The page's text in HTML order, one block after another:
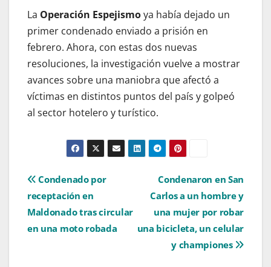
La Operación Espejismoya había dejado un
primer condenado enviado a prisión en
febrero. Ahora, con estas dos nuevas
resoluciones, la investigación vuelve a mostrar
avances sobre una maniobra que afectó a
víctimas en distintos puntos del país y golpeó
al sector hotelero y turístico.
Navegación
de
entradas
Condenaron en San
Carlos a un hombre y
una mujer por robar
una bicicleta, un celular
y championes
Condenado por
receptación en
Maldonado tras circular
en una moto robada